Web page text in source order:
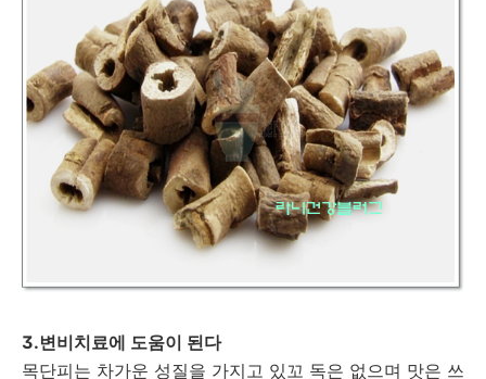
3.변비치료에 도움이 된다
목단피는 차가운 성질을 가지고 있꼬 독은 없으며 맛은 쓰